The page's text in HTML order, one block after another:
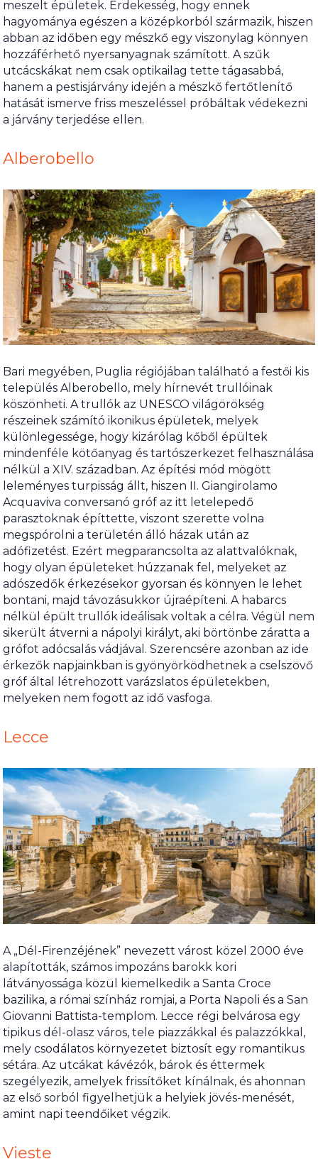
meszelt épületek. Érdekesség, hogy ennek
hagyománya egészen a középkorból származik, hiszen
abban az időben egy mészkő egy viszonylag könnyen
hozzáférhető nyersanyagnak számított. A szűk
utcácskákat nem csak optikailag tette tágasabbá,
hanem a pestisjárvány idején a mészkő fertőtlenítő
hatását ismerve friss meszeléssel próbáltak védekezni
a járvány terjedése ellen.
Alberobello
Bari megyében, Puglia régiójában található a festői kis
település Alberobello, mely hírnevét trullóinak
köszönheti. A trullók az UNESCO világörökség
részeinek számító ikonikus épületek, melyek
különlegessége, hogy kizárólag kőből épültek
mindenféle kötőanyag és tartószerkezet felhasználása
nélkül a XIV. században. Az építési mód mögött
leleményes turpisság állt, hiszen II. Giangirolamo
Acquaviva conversanó gróf az itt letelepedő
parasztoknak építtette, viszont szerette volna
megspórolni a területén álló házak után az
adófizetést. Ezért megparancsolta az alattvalóknak,
hogy olyan épületeket húzzanak fel, melyeket az
adószedők érkezésekor gyorsan és könnyen le lehet
bontani, majd távozásukkor újraépíteni. A habarcs
nélkül épült trullók ideálisak voltak a célra. Végül nem
sikerült átverni a nápolyi királyt, aki börtönbe záratta a
grófot adócsalás vádjával. Szerencsére azonban az ide
érkezők napjainkban is gyönyörködhetnek a cselszövő
gróf által létrehozott varázslatos épületekben,
melyeken nem fogott az idő vasfoga.
Lecce
A „Dél-Firenzéjének” nevezett várost közel 2000 éve
alapították, számos impozáns barokk kori
látványossága közül kiemelkedik a Santa Croce
bazilika, a római színház romjai, a Porta Napoli és a San
Giovanni Battista-templom. Lecce régi belvárosa egy
tipikus dél-olasz város, tele piazzákkal és palazzókkal,
mely csodálatos környezetet biztosít egy romantikus
sétára. Az utcákat kávézók, bárok és éttermek
szegélyezik, amelyek frissítőket kínálnak, és ahonnan
az első sorból figyelhetjük a helyiek jövés-menését,
amint napi teendőiket végzik.
Vieste